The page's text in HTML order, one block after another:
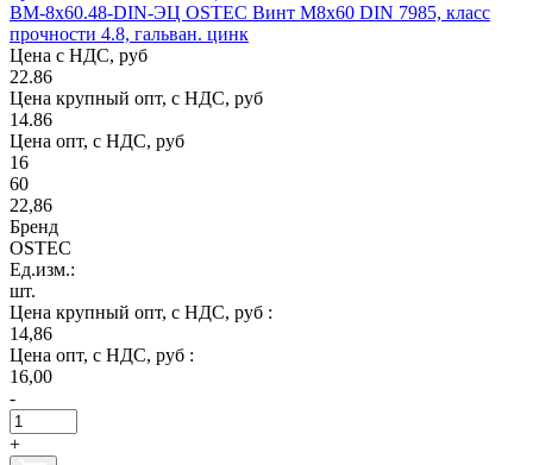
ВМ-8х60.48-DIN-ЭЦ OSTEC Винт М8х60 DIN 7985, класс
прочности 4.8, гальван. цинк
Цена с НДС, руб
22.86
Цена крупный опт, с НДС, руб
14.86
Цена опт, с НДС, руб
16
60
22,86
Бренд
OSTEC
Ед.изм.:
шт.
Цена крупный опт, с НДС, руб :
14,86
Цена опт, с НДС, руб :
16,00
-
+